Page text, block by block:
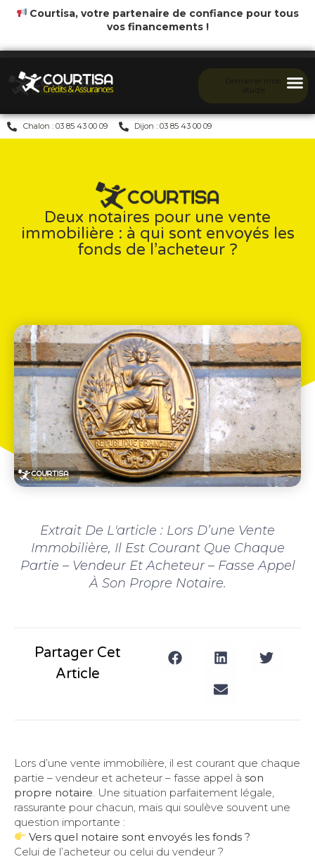
Courtisa, votre partenaire de confiance pour tous
vos financements !
Chalon : 03 85 43 00 09 Dijon : 03 85 43 00 09
Deux notaires pour une vente
immobilière : à qui sont envoyés les
fonds de l’acheteur ?
Extrait De L'article : Lors D’une Vente
Immobilière, Il Est Courant Que Chaque
Partie – Vendeur Et Acheteur – Fasse Appel
À Son Propre Notaire.
Partager Cet
Article
Lors d’une vente immobilière, il est courant que chaque
partie – vendeur et acheteur – fasse appel à son
propre notaire. Une situation parfaitement légale,
rassurante pour chacun, mais qui soulève souvent une
question importante :
Vers quel notaire sont envoyés les fonds ?
Celui de l’acheteur ou celui du vendeur ?